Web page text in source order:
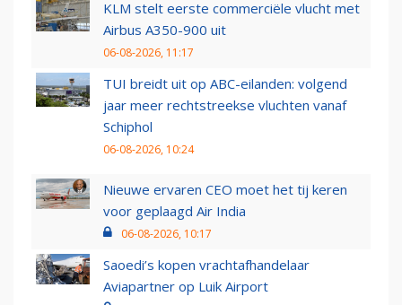
KLM stelt eerste commerciële vlucht met
Airbus A350-900 uit
06-08-2026, 11:17
TUI breidt uit op ABC-eilanden: volgend
jaar meer rechtstreekse vluchten vanaf
Schiphol
06-08-2026, 10:24
Nieuwe ervaren CEO moet het tij keren
voor geplaagd Air India
06-08-2026, 10:17
Saoedi’s kopen vrachtafhandelaar
Aviapartner op Luik Airport